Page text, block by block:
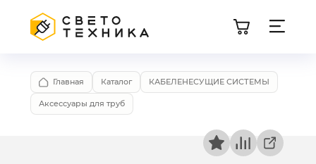
Главная Каталог КАБЕЛЕНЕСУЩИЕ СИСТЕМЫ
Аксессуары для труб